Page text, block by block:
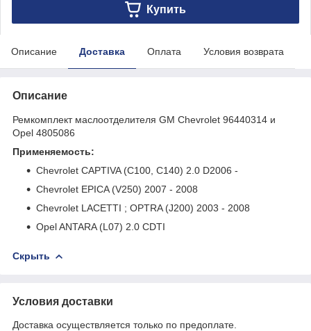
Купить
Описание Доставка Оплата Условия возврата
Описание
Ремкомплект маслоотделителя GM Chevrolet 96440314 и
Opel 4805086
Применяемость:
Chevrolet CAPTIVA (C100, C140) 2.0 D2006 -
Chevrolet EPICA (V250) 2007 - 2008
Chevrolet LACETTI ; OPTRA (J200) 2003 - 2008
Opel ANTARA (L07) 2.0 CDTI
Скрыть
Условия доставки
Доставка осуществляется только по предоплате.